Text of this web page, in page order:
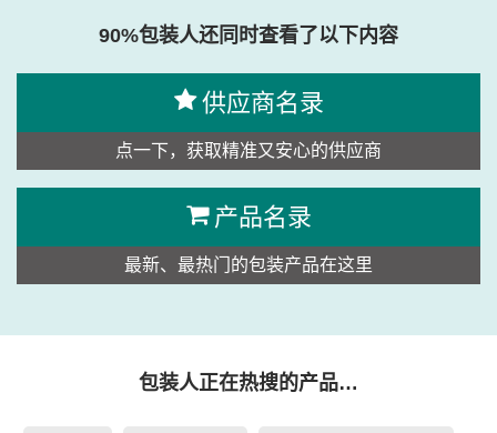
90%包装人还同时查看了以下内容
供应商名录
点一下，获取精准又安心的供应商
产品名录
最新、最热门的包装产品在这里
包装人正在热搜的产品…